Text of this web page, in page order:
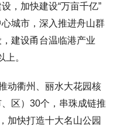
，加快建设“万亩千亿”
城市，深入推进舟山群
建设甬台温临港产业
。
动衢州、丽水大花园核
区）30个，串珠成链推
加快打造十大名山公园